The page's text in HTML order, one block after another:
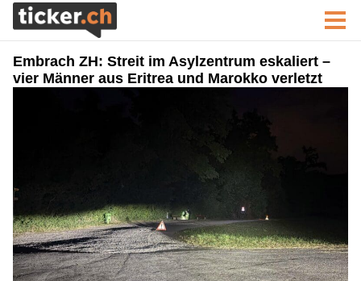
Embrach ZH: Streit im Asylzentrum eskaliert –
vier Männer aus Eritrea und Marokko verletzt